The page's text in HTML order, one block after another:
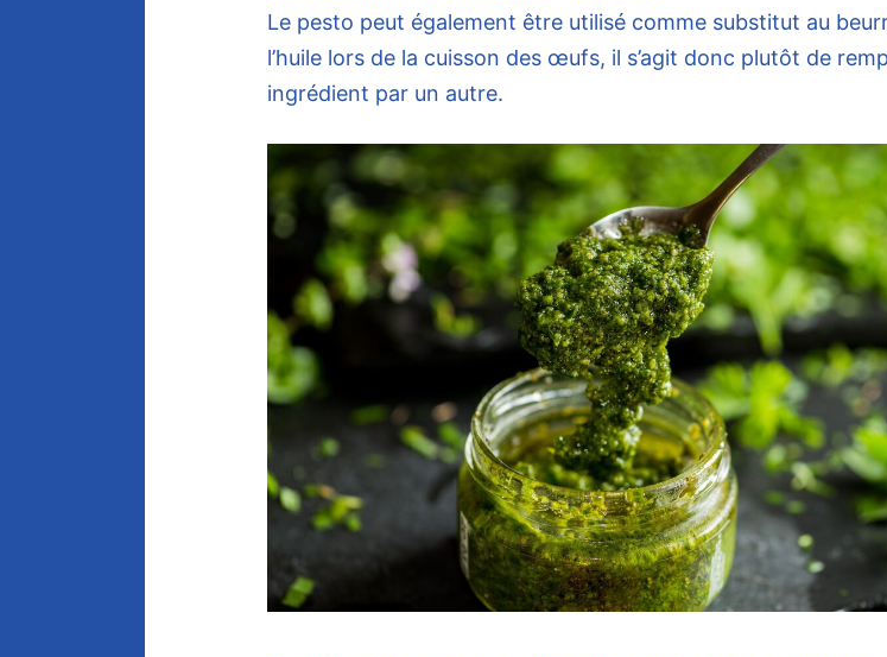
Le pesto peut également être utilisé comme substitut au
l’huile lors de la cuisson des œufs, il s’agit donc plutôt de
ingrédient par un autre.